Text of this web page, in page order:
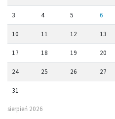
sierpień 2026
3 4 5 6
10 11 12 13
17 18 19 20
24 25 26 27
31